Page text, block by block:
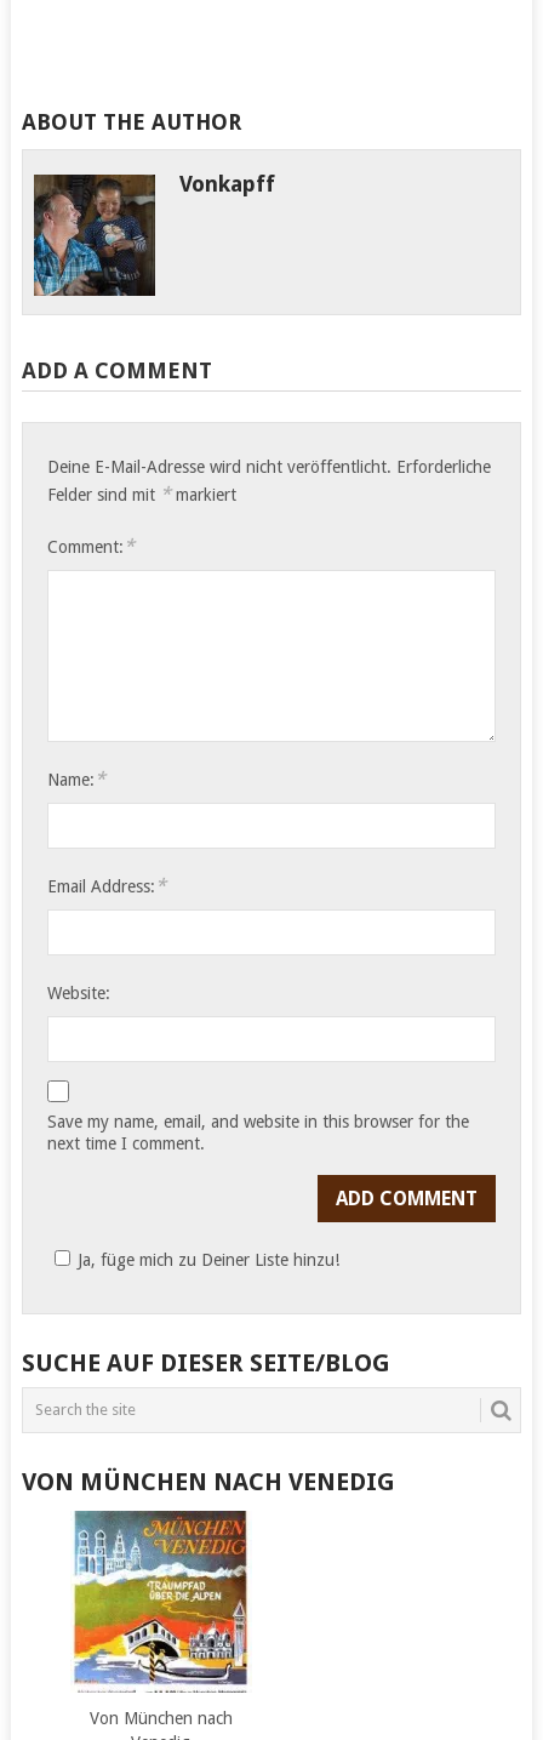
ABOUT THE AUTHOR
Vonkapff
ADD A COMMENT
Deine E-Mail-Adresse wird nicht veröffentlicht. Erforderliche
Felder sind mit *markiert
Comment: *
Name: *
Email Address: *
Website:
Save my name, email, and website in this browser for the
next time I comment.
Ja, füge mich zu Deiner Liste hinzu!
SUCHE AUF DIESER SEITE/BLOG
VON MÜNCHEN NACH VENEDIG
Von München nach